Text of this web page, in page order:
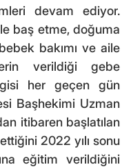
devam ediyor.
baş etme, doğuma
bakımı ve aile
verildiği gebe
her geçen gün
Başhekimi Uzman
itibaren başlatılan
2022 yılı sonu
eğitim verildiğini